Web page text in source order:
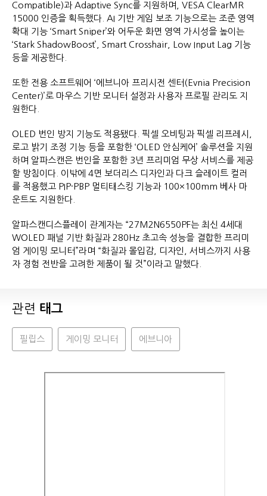
Compatible)과 Adaptive Sync를 지원하며, VESA ClearMR
15000 인증을 획득했다. AI 기반 게임 보조 기능으로는 조준 영역
확대 기능 ‘Smart Sniper’와 어두운 화면 영역 가시성을 높이는
‘Stark ShadowBoost’, Smart Crosshair, Low Input Lag 기능
등을 제공한다.
또한 전용 소프트웨어 ‘에브니아 프리시전 센터(Evnia Precision
Center)’로 마우스 기반 모니터 설정과 사용자 프로필 관리도 지
원한다.
OLED 번인 방지 기능도 적용됐다. 픽셀 오비팅과 픽셀 리프레시,
로고 밝기 조정 기능 등을 포함한 ‘OLED 안심케어’ 솔루션을 지원
하며 알파스캔은 번인을 포함한 3년 프리미엄 무상 서비스를 제공
할 방침이다. 이밖에 4면 보더리스 디자인과 다크 슬레이트 컬러
를 적용했고 PIP·PBP 멀티태스킹 기능과 100×100mm 베사 마
운트도 지원한다.
알파스캔디스플레이 관계자는 “27M2N6550PF는 최신 4세대
WOLED 패널 기반 화질과 280Hz 초고속 성능을 결합한 프리미
엄 게이밍 모니터”라며 “화질과 몰입감, 디자인, 서비스까지 사용
자 경험 전반을 고려한 제품이 될 것”이라고 말했다.
관련 태그
필립스 게이밍 모니터 에브니아